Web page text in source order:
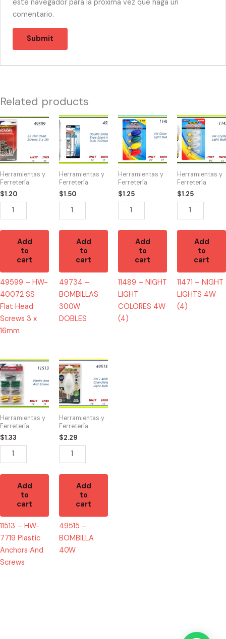
este navegador para la próxima vez que haga un
comentario.
Related products
Herramientas y
Ferretería
$1.20
49599
-
HW-
40072
SS
Flat
Head
Screws
3
x
16mm
quantity
Add
to
cart
49599 – HW-
40072 SS
Flat Head
Screws 3 x
16mm
Herramientas y
Ferretería
$1.50
49734
-
BOMBILLAS
300W
DOBLES
quantity
Add
to
cart
49734 –
BOMBILLAS
300W
DOBLES
Herramientas y
Ferretería
$1.25
11489
NIGHT
LIGHT
COLORES
4W
(4)
quantity
Add
to
cart
11489 – NIGHT
LIGHT
COLORES 4W
(4)
Herramientas y
Ferretería
$1.25
11471
-
NIGHT
LIGHTS
4W
(4)
quantity
Add
to
cart
11471 – NIGHT
LIGHTS 4W
(4)
Herramientas y
Ferretería
$1.33
11513
-
HW-
7719
Plastic
Anchors
And
Screws
quantity
Add
to
cart
11513 – HW-
7719 Plastic
Anchors And
Screws
Herramientas y
Ferretería
$2.29
49515
-
BOMBILLA
40W
quantity
Add
to
cart
49515 –
BOMBILLA
40W